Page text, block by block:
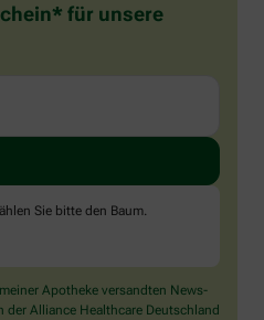
für unsere
Sie bitte den Baum.
Apotheke versandten News-
der Alliance Healthcare Deutschland